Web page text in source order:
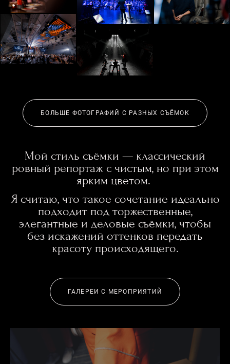
БОЛЬШЕ ФОТОГРАФИЙ С РАЗНЫХ СЪЁМОК
Мой стиль съёмки — классический
ровный репортаж с чистым, но при этом
ярким цветом.
Я считаю, что такое сочетание идеально
подходит под торжественные,
элегантные и деловые съёмки, чтобы
без искажений оттенков передать
красоту происходящего.
ГАЛЕРЕИ С МЕРОПРИЯТИЙ